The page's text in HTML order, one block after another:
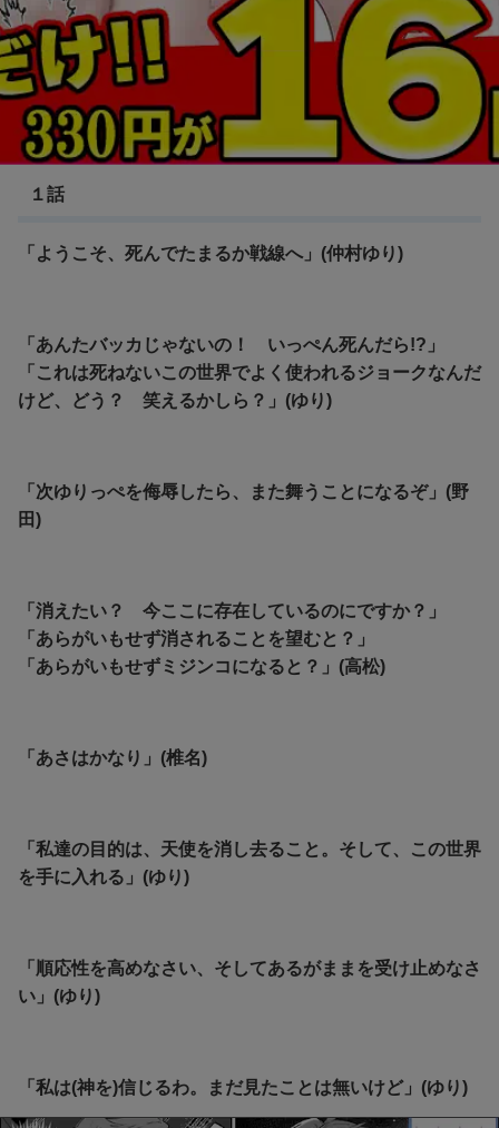
Angel Beats！
１話
「ようこそ、死んでたまるか戦線へ」(仲村ゆり)
「あんたバッカじゃないの！ いっぺん死んだら!?」
「これは死ねないこの世界でよく使われるジョークなんだ
けど、どう？ 笑えるかしら？」(ゆり)
「次ゆりっぺを侮辱したら、また舞うことになるぞ」(野
田)
「消えたい？ 今ここに存在しているのにですか？」
「あらがいもせず消されることを望むと？」
「あらがいもせずミジンコになると？」(高松)
「あさはかなり」(椎名)
「私達の目的は、天使を消し去ること。そして、この世界
を手に入れる」(ゆり)
「順応性を高めなさい、そしてあるがままを受け止めなさ
い」(ゆり)
「私は(神を)信じるわ。まだ見たことは無いけど」(ゆり)